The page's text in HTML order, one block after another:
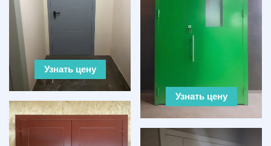
Узнать цену
Узнать цену